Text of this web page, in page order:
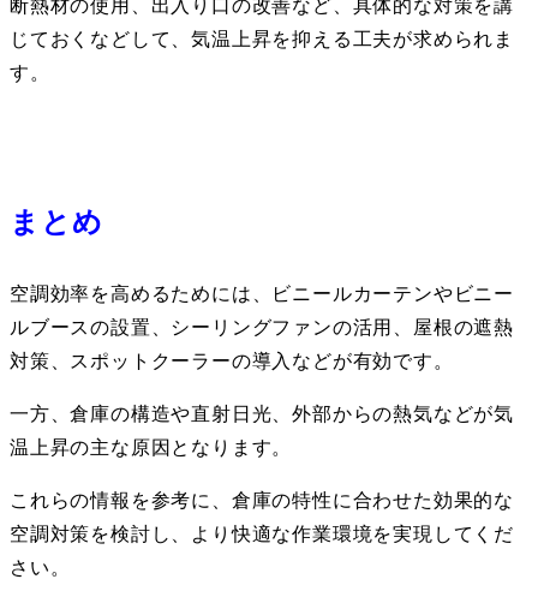
断熱材の使用、出入り口の改善など、具体的な対策を講
じておくなどして、気温上昇を抑える工夫が求められま
す。
まとめ
空調効率を高めるためには、ビニールカーテンやビニー
ルブースの設置、シーリングファンの活用、屋根の遮熱
対策、スポットクーラーの導入などが有効です。
一方、倉庫の構造や直射日光、外部からの熱気などが気
温上昇の主な原因となります。
これらの情報を参考に、倉庫の特性に合わせた効果的な
空調対策を検討し、より快適な作業環境を実現してくだ
さい。